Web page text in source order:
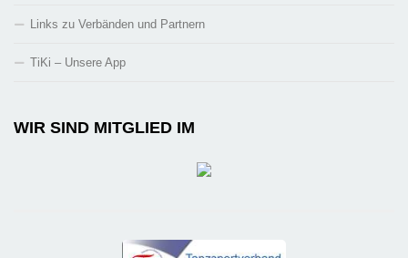
Links zu Verbänden und Partnern
TiKi – Unsere App
WIR SIND MITGLIED IM